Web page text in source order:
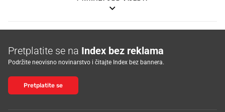
Pretplatite se na Index bez reklama
Podržite neovisno novinarstvo i čitajte Index bez bannera.
Pretplatite se